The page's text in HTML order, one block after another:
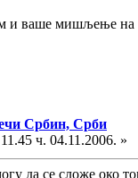
и ваше мишљење на
Србин, Срби
11.45 ч. 04.11.2006. »
да се сложе око